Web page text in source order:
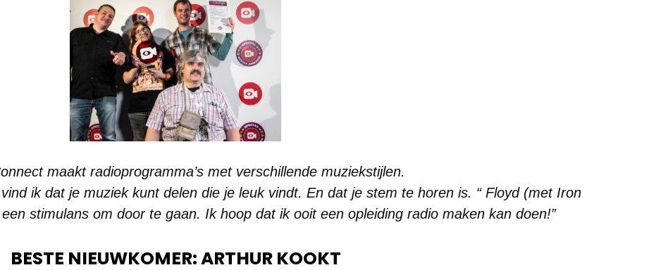
maakt radioprogramma’s met verschillende muziekstijlen.
ik dat je muziek kunt delen die je leuk vindt. En dat je stem te horen is. “ Floyd (met Iron
stimulans om door te gaan. Ik hoop dat ik ooit een opleiding radio maken kan doen!”
BESTE NIEUWKOMER: ARTHUR KOOKT